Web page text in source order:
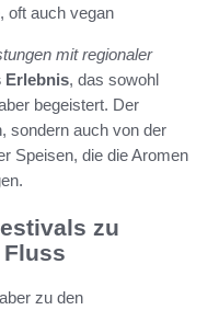
oft auch vegan
mit regionaler
Erlebnis, das sowohl
begeistert. Der
sondern auch von der
Speisen, die die Aromen
zu
zu den